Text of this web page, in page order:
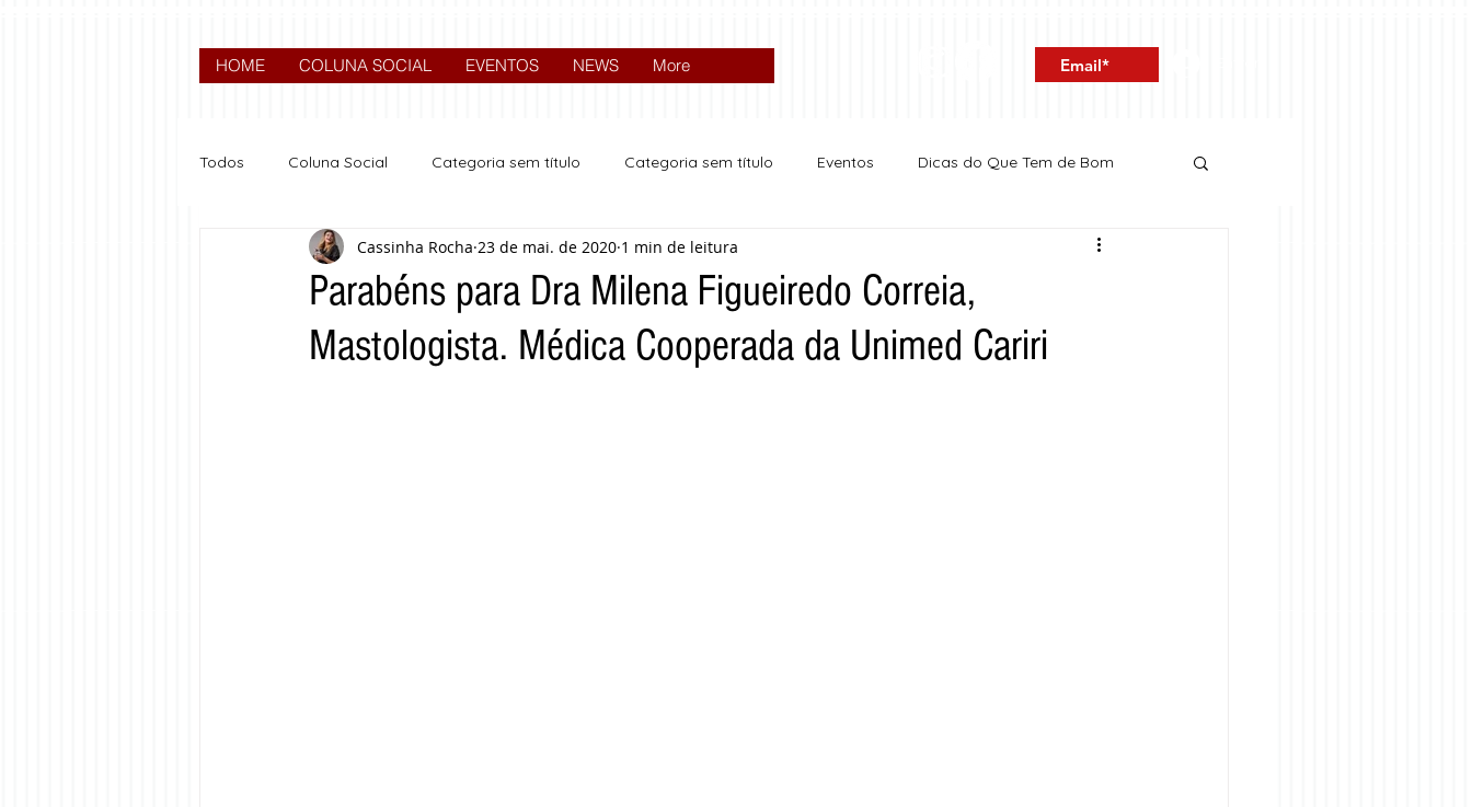
HOME COLUNA SOCIAL EVENTOS NEWS More
Todos Coluna Social Categoria sem título Categoria sem título Eventos Dicas do Que Tem de Bom
Nova categoria Expocrato 2024 Política
Parabéns para Dra Milena Figueiredo Correia,
Mastologista. Médica Cooperada da Unimed Cariri
Cassinha Rocha 23 de mai. de 2020 1 min de leitura